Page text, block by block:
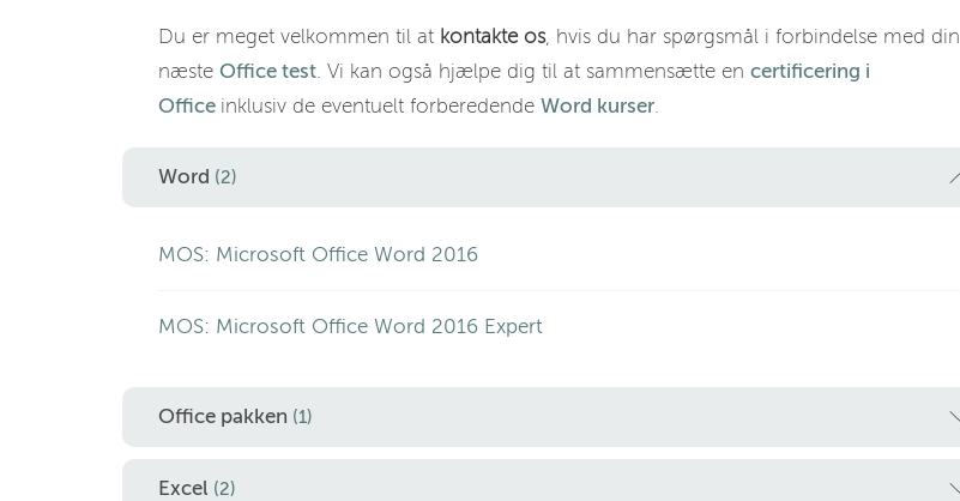
Du er meget velkommen til at kontakte os, hvis du har spørgsmål i forbindelse med din
næste Office test. Vi kan også hjælpe dig til at sammensætte en certificering i
Office inklusiv de eventuelt forberedende Word kurser.
Word (2)
MOS: Microsoft Office Word 2016
MOS: Microsoft Office Word 2016 Expert
Office pakken (1)
Excel (2)